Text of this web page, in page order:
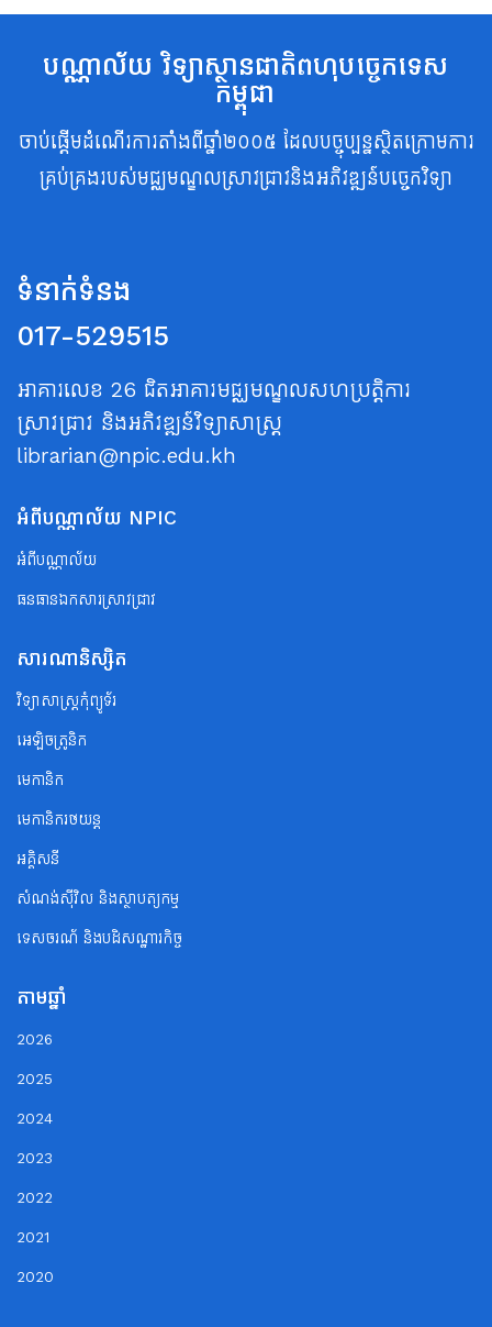
បណ្ណាល័យ វិទ្យាស្ថានជាតិពហុបច្ចេកទេស
កម្ពុជា
ចាប់ផ្តើមដំណើរការតាំងពីឆ្នាំ២០០៥ ដែលបច្ចុប្បន្នស្ថិតក្រោមការ
គ្រប់គ្រងរបស់មជ្ឈមណ្ឌលស្រាវជ្រាវនិងអភិវឌ្ឍន៍បច្ចេកវិទ្យា
ទំនាក់ទំនង
017-529515
អាគារលេខ 26 ជិតអាគារមជ្ឈមណ្ឌលសហប្រត្តិការ
ស្រាវជ្រាវ និងអភិវឌ្ឍន៍វិទ្យាសាស្ត្រ
librarian@npic.edu.kh
អំពីបណ្ណាល័យ NPIC
អំពីបណ្ណាល័យ
ធនធានឯកសារស្រាវជ្រាវ
សារណានិស្សិត
វិទ្យាសាស្ត្រកុំព្យូទ័រ
អេឡិចត្រូនិក
មេកានិក
មេកានិករថយន្ត
អគ្គិសនី
សំណង់ស៊ីវិល និងស្ថាបត្យកម្ម
ទេសចរណ័ និងបដិសណ្ឋារកិច្ច
តាមឆ្នាំ
2026
2025
2024
2023
2022
2021
2020